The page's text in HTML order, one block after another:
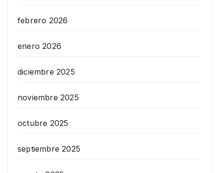
febrero 2026
enero 2026
diciembre 2025
noviembre 2025
octubre 2025
septiembre 2025